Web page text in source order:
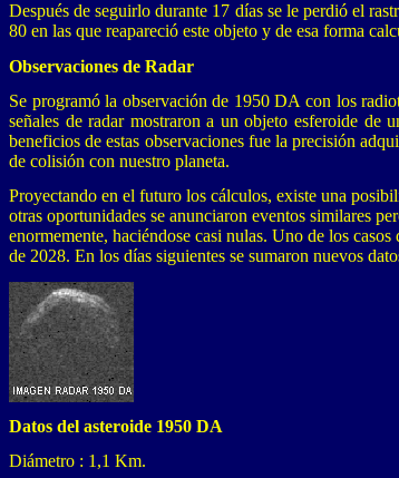
Después de seguirlo durante 17 días se le perdió el
80 en las que reapareció este objeto y de esa forma
Observaciones de Radar
Se programó la observación de 1950 DA con los
señales de radar mostraron a un objeto esferoide de
beneficios de estas observaciones fue la precisión
de colisión con nuestro planeta.
Proyectando en el futuro los cálculos, existe una
otras oportunidades se anunciaron eventos similares
enormemente, haciéndose casi nulas. Uno de los
de 2028. En los días siguientes se sumaron nuevos
Datos del asteroide 1950 DA
Diámetro : 1,1 Km.